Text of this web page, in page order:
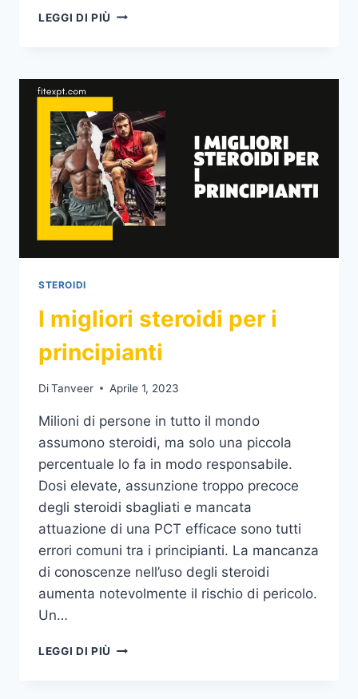
LEGGI DI PIÙ 6
FORTI
E
I
LORO
RISCHI
STEROIDI
I migliori steroidi per i
principianti
DiTanveer Aprile 1, 2023
Milioni di persone in tutto il mondo
assumono steroidi, ma solo una piccola
percentuale lo fa in modo responsabile.
Dosi elevate, assunzione troppo precoce
degli steroidi sbagliati e mancata
attuazione di una PCT efficace sono tutti
errori comuni tra i principianti. La mancanza
di conoscenze nell’uso degli steroidi
aumenta notevolmente il rischio di pericolo.
Un…
LEGGI DI PIÙ